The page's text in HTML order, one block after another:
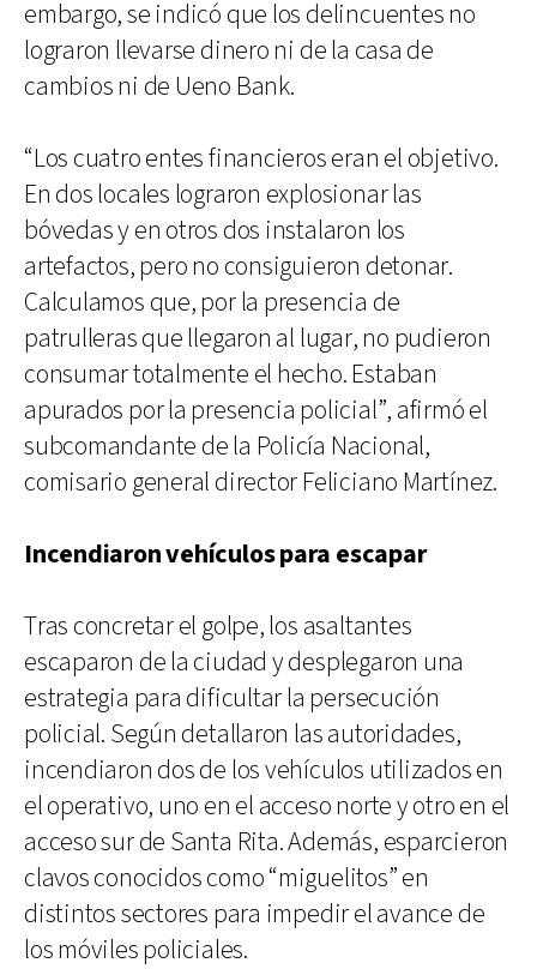
embargo, se indicó que los delincuentes no
lograron llevarse dinero ni de la casa de
cambios ni de Ueno Bank.
“Los cuatro entes financieros eran el objetivo.
En dos locales lograron explosionar las
bóvedas y en otros dos instalaron los
artefactos, pero no consiguieron detonar.
Calculamos que, por la presencia de
patrulleras que llegaron al lugar, no pudieron
consumar totalmente el hecho. Estaban
apurados por la presencia policial”, afirmó el
subcomandante de la Policía Nacional,
comisario general director Feliciano Martínez.
Incendiaron vehículos para escapar
Tras concretar el golpe, los asaltantes
escaparon de la ciudad y desplegaron una
estrategia para dificultar la persecución
policial. Según detallaron las autoridades,
incendiaron dos de los vehículos utilizados en
el operativo, uno en el acceso norte y otro en el
acceso sur de Santa Rita. Además, esparcieron
clavos conocidos como “miguelitos” en
distintos sectores para impedir el avance de
los móviles policiales.